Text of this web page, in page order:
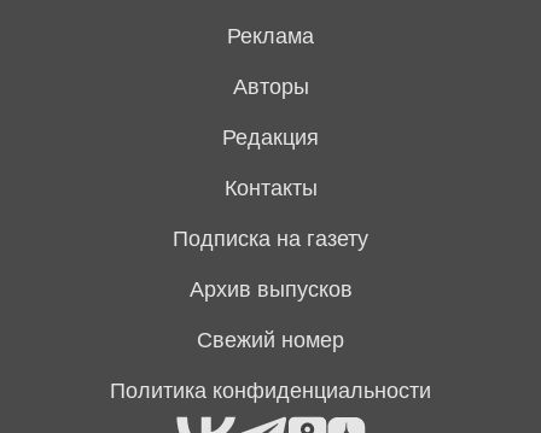
Реклама
Авторы
Редакция
Контакты
Подписка на газету
Архив выпусков
Свежий номер
Политика конфиденциальности